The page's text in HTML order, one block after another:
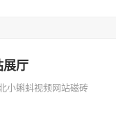
展厅
小蝌蚪视频网站磁砖